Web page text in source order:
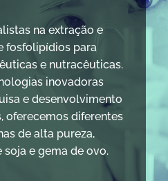
na extração e
fosfolipídios para
e nutracêuticas.
inovadoras
e desenvolvimento
oferecemos diferentes
de alta pureza,
soja e gema de ovo.